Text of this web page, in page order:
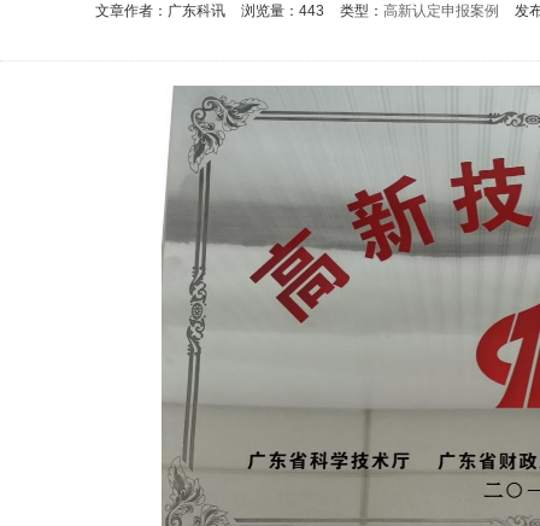
文章作者：广东科讯 浏览量：443 类型： 高新认定申报案例 发